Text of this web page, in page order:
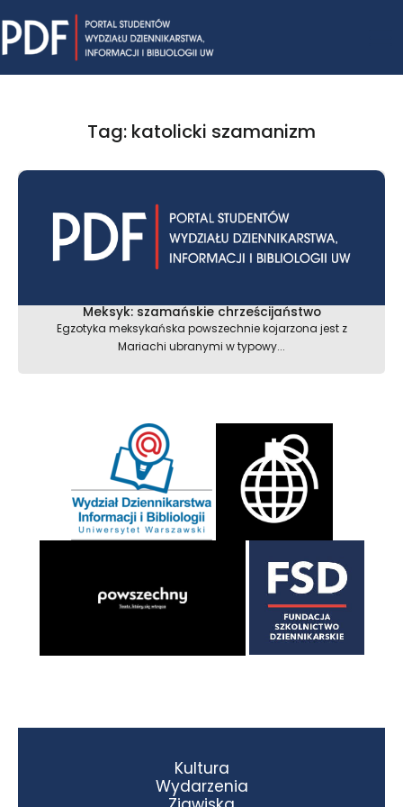
to
content
Tag: katolicki szamanizm
Meksyk: szamańskie chrześcijaństwo
Egzotyka meksykańska powszechnie kojarzona jest z
Mariachi ubranymi w typowy...
Kultura
Wydarzenia